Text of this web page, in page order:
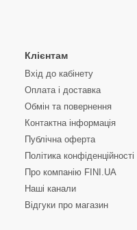
Клієнтам
Вхід до кабінету
Оплата і доставка
Обмін та повернення
Контактна інформація
Публічна оферта
Політика конфіденційності
Про компанію FINI.UA
Наші канали
Відгуки про магазин